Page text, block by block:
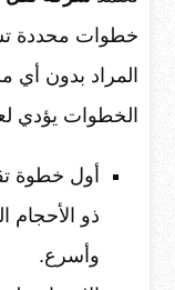
خطوات محددة
المراد بدون أي
الخطوات يؤدي
أول خطوة
ذو الأحجام
وأسرع.